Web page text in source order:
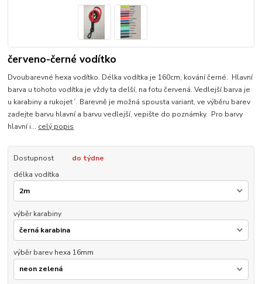
červeno-černé vodítko
Dvoubarevné hexa vodítko. Délka vodítka je 160cm, kování černé. Hlavní
barva u tohoto vodítka je vždy ta delší, na fotu červená. Vedlejší barva je
u karabiny a rukojet´. Barevně je možná spousta variant, ve výběru barev
zadejte barvu hlavní a barvu vedlejší, vepište do poznámky. Pro barvy
hlavní i... celý popis
Dostupnost
do týdne
délka vodítka
výběr karabiny
výběr barev hexa 16mm